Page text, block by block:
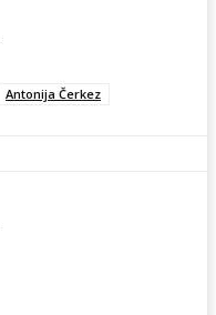
Antonija Čerkez